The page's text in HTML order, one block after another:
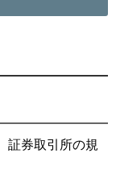
証券取引所の規